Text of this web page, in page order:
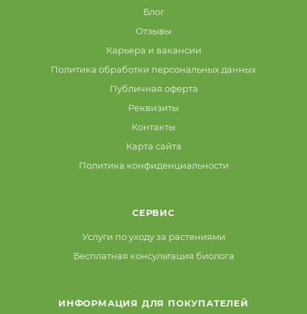
Блог
Отзывы
Карьера и вакансии
Политика обработки персональных данных
Публичная оферта
Реквизиты
Контакты
Карта сайта
Политика конфиденциальности
СЕРВИС
Услуги по уходу за растениями
Бесплатная консультация биолога
ИНФОРМАЦИЯ ДЛЯ ПОКУПАТЕЛЕЙ